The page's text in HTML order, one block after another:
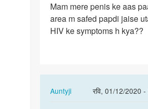
Mam
mere
penis
Mam mere penis ke aas
area m safed papdi jaise
HIV ke symptoms h kya??
Auntyji
रवि, 01/12/2020
In